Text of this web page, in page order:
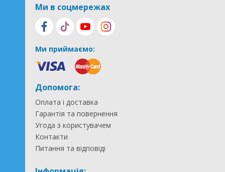
Ми в соцмережах
Ми приймаємо:
Допомога:
Оплата і доставка
Гарантія та повернення
Угода з користувачем
Контакти
Питання та відповіді